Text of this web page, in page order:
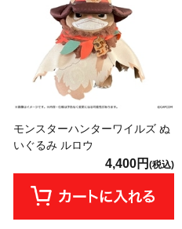
モンスターハンターワイルズ ぬ
いぐるみ ルロウ
4,400円 (税込)